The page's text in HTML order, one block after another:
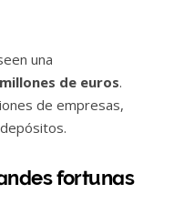
una
de euros.
de empresas,
fortunas